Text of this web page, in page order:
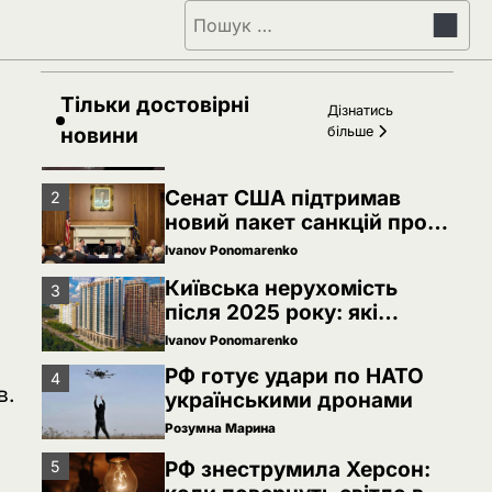
Пошук:
Тільки достовірні
новини
Дізнатись
більше
РФ знеструмила Херсон:
коли повернуть світло в
оселі
Невідомі безпілотники
помітили над військовою
2
Сенат США підтримав
новий пакет санкцій проти
Росії: що буде далі
Ivanov Ponomarenko
3
Київська нерухомість
після 2025 року: які
проєкти формують новий
вигляд столиці
Ivanov Ponomarenko
4
РФ готує удари по НАТО
українськими дронами
Розумна Марина
5
РФ знеструмила Херсон: